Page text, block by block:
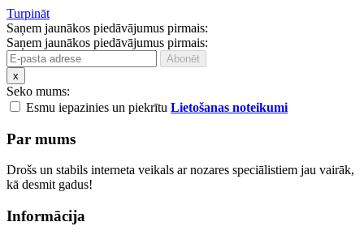
Turpināt
Saņem jaunākos piedāvājumus pirmais:
Saņem jaunākos piedāvājumus pirmais:
x
Seko mums:
Esmu iepazinies un piekrītu Lietošanas noteikumi
Par mums
Drošs un stabils interneta veikals ar nozares speciālistiem jau vairāk,
kā desmit gadus!
Informācija